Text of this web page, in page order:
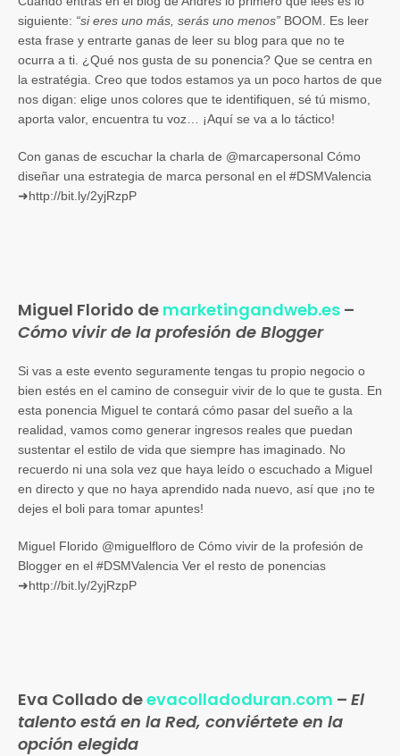
siguiente: “si eres uno más, serás uno menos” BOOM. Es leer
esta frase y entrarte ganas de leer su blog para que no te
ocurra a ti. ¿Qué nos gusta de su ponencia? Que se centra en
la estratégia. Creo que todos estamos ya un poco hartos de que
nos digan: elige unos colores que te identifiquen, sé tú mismo,
aporta valor, encuentra tu voz… ¡Aquí se va a lo táctico!
Con ganas de escuchar la charla de @marcapersonal Cómo
diseñar una estrategia de marca personal en el #DSMValencia
➜http://bit.ly/2yjRzpP
Miguel Florido de marketingandweb.es –
Cómo vivir de la profesión de Blogger
Si vas a este evento seguramente tengas tu propio negocio o
bien estés en el camino de conseguir vivir de lo que te gusta. En
esta ponencia Miguel te contará cómo pasar del sueño a la
realidad, vamos como generar ingresos reales que puedan
sustentar el estilo de vida que siempre has imaginado. No
recuerdo ni una sola vez que haya leído o escuchado a Miguel
en directo y que no haya aprendido nada nuevo, así que ¡no te
dejes el boli para tomar apuntes!
Miguel Florido @miguelfloro de Cómo vivir de la profesión de
Blogger en el #DSMValencia Ver el resto de ponencias
➜http://bit.ly/2yjRzpP
Eva Collado deevacolladoduran.com – El
talento está en la Red, conviértete en la
opción elegida